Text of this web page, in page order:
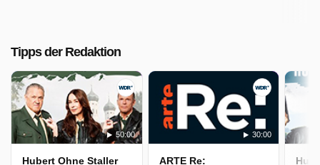
Tipps der Redaktion
50:00
Hubert Ohne Staller
30:00
ARTE Re: